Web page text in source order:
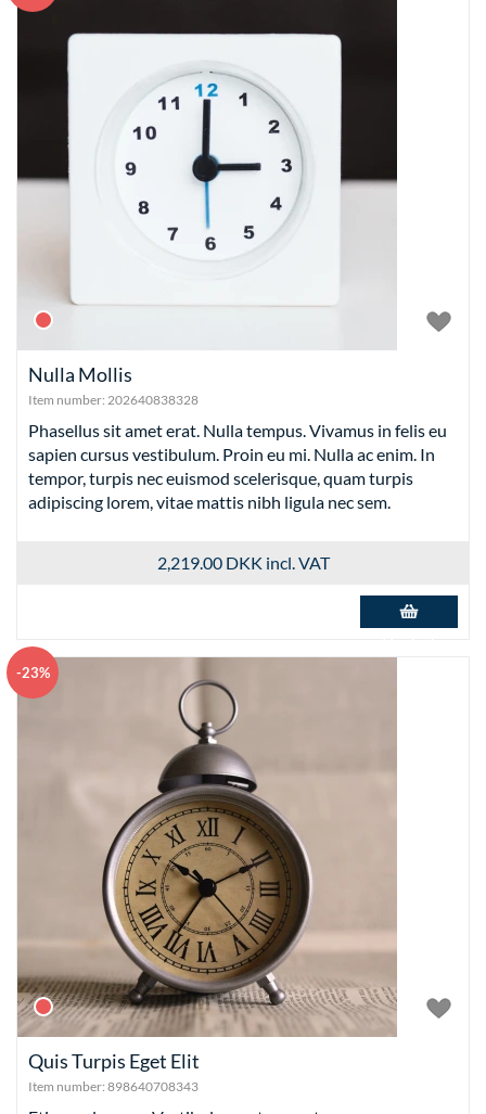
Nulla Mollis
Item number: 202640838328
Phasellus sit amet erat. Nulla tempus. Vivamus in felis eu
sapien cursus vestibulum. Proin eu mi. Nulla ac enim. In
tempor, turpis nec euismod scelerisque, quam turpis
adipiscing lorem, vitae mattis nibh ligula nec sem.
2,219.00 DKK incl. VAT
-23%
Quis Turpis Eget Elit
Item number: 898640708343